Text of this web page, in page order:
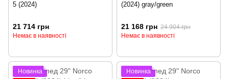
5 (2024)
21 714 грн
Немає в наявності
(2024) gray/green
21 168 грн 24 904 грн
Немає в наявності
Новинка
Новинка